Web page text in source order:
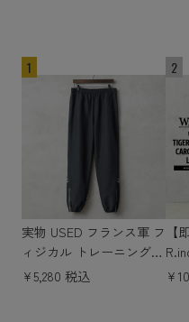
1
実物 USED フランス軍 フ
ィジカル トレーニングパ
ンツ リフレクター付き
¥5,280 税込
2
【
ラ